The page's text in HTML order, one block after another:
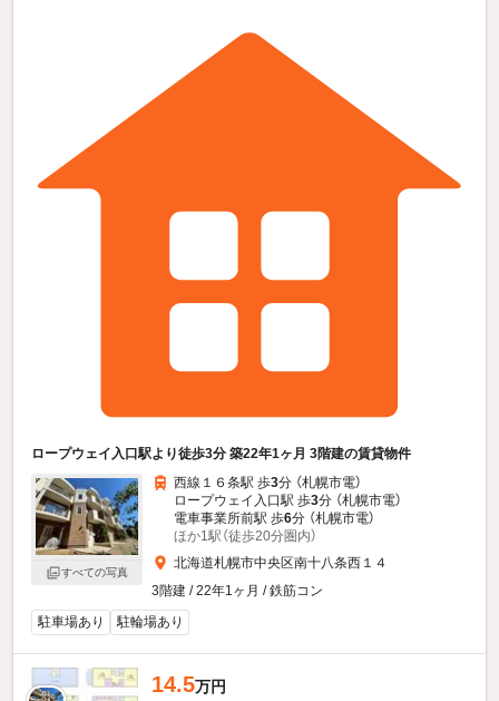
ロープウェイ入口駅より徒歩3分 築22年1ヶ月 3階建の賃貸物件
すべての写真
西線１６条駅 歩3分 （札幌市電）
ロープウェイ入口駅 歩3分 （札幌市電）
電車事業所前駅 歩6分 （札幌市電）
ほか1駅（徒歩20分圏内）
北海道札幌市中央区南十八条西１４
3階建 / 22年1ヶ月 / 鉄筋コン
駐車場あり
駐輪場あり
14.5万円